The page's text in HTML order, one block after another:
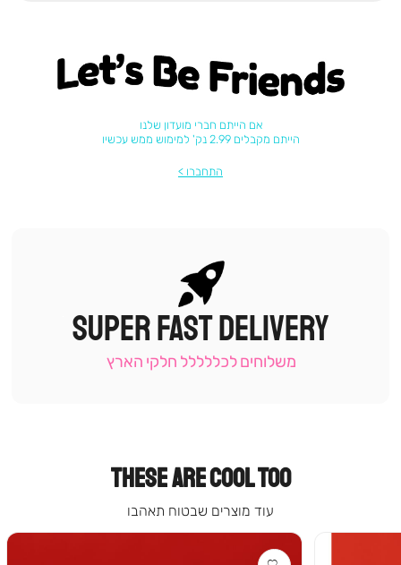
Let's be friends
אם הייתם חברי מועדון שלנו
הייתם מקבלים 2.99 נק' למימוש ממש עכשיו
התחברו
|
תומכי
-
SUPER FAST DELIVERY
משלוחים לכללללל חלקי הארץ
THESE ARE COOL TOO
עוד מוצרים שבטוח תאהבו